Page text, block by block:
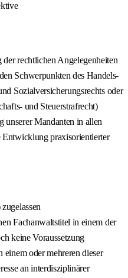
rechtlichen Angelegenheiten
Schwerpunkten des Handels-
Sozialversicherungsrechts oder
und Steuerstrafrecht)
unserer Mandanten in allen
Entwicklung praxisorientierter
Fachanwaltstitel in einem der
keine Voraussetzung
einem oder mehreren dieser
an interdisziplinärer